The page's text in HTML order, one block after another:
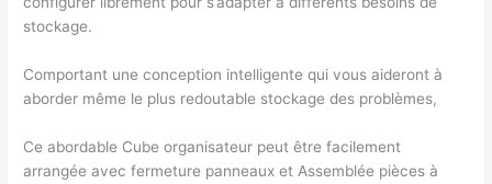
stockage.
Comportant une conception intelligente qui vous aideront à
aborder même le plus redoutable stockage des problèmes,
Ce abordable Cube organisateur peut être facilement
arrangée avec fermeture panneaux et Assemblée pièces à